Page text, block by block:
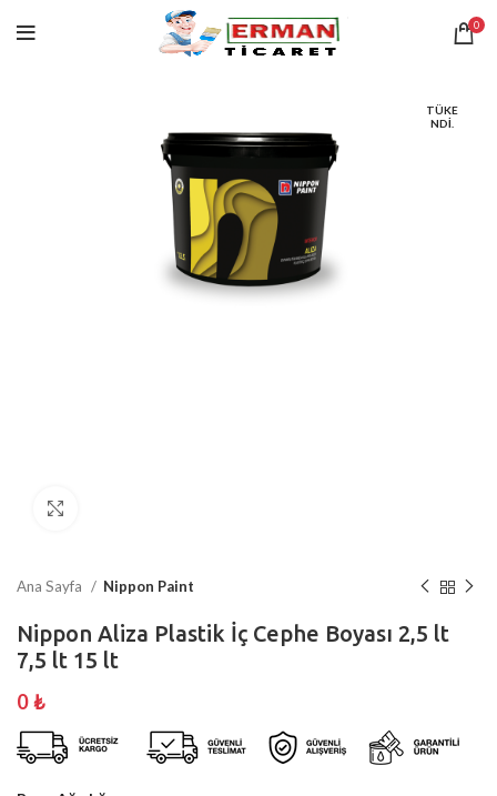
0
TÜKE
NDI.
Ana Sayfa Nippon Paint
Nippon Aliza Plastik İç Cephe Boyası 2,5 lt
7,5 lt 15 lt
0₺